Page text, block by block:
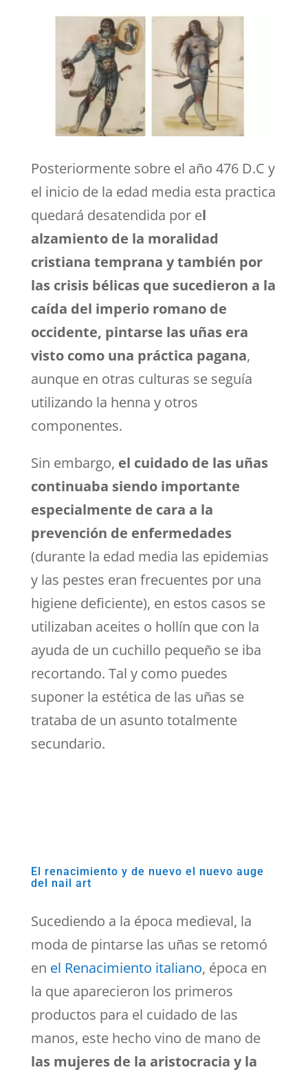
Posteriormente sobre el año 476 D.C y
el inicio de la edad media esta practica
quedará desatendida por el
alzamiento de la moralidad
cristiana temprana y también por
las crisis bélicas que sucedieron a la
caída del imperio romano de
occidente, pintarse las uñas era
visto como una práctica pagana,
aunque en otras culturas se seguía
utilizando la henna y otros
componentes.
Sin embargo, el cuidado de las uñas
continuaba siendo importante
especialmente de cara a la
prevención de enfermedades
(durante la edad media las epidemias
y las pestes eran frecuentes por una
higiene deficiente), en estos casos se
utilizaban aceites o hollín que con la
ayuda de un cuchillo pequeño se iba
recortando. Tal y como puedes
suponer la estética de las uñas se
trataba de un asunto totalmente
secundario.
El renacimiento y de nuevo el nuevo auge
del nail art
Sucediendo a la época medieval, la
moda de pintarse las uñas se retomó
en el Renacimiento italiano, época en
la que aparecieron los primeros
productos para el cuidado de las
manos, este hecho vino de mano de
las mujeres de la aristocracia y la